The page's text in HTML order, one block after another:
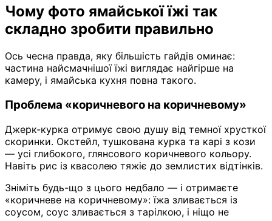
Чому фото ямайської їжі так
складно зробити правильно
Ось чесна правда, яку більшість гайдів оминає:
частина найсмачнішої їжі виглядає найгірше на
камеру, і ямайська кухня повна такого.
Проблема «коричневого на коричневому»
Джерк-курка отримує свою душу від темної хрусткої
скоринки. Окстейл, тушкована курка та карі з кози
— усі глибокого, глянсового коричневого кольору.
Навіть рис із квасолею тяжіє до землистих відтінків.
Зніміть будь-що з цього недбало — і отримаєте
«коричневе на коричневому»: їжа зливається із
соусом, соус зливається з тарілкою, і ніщо не